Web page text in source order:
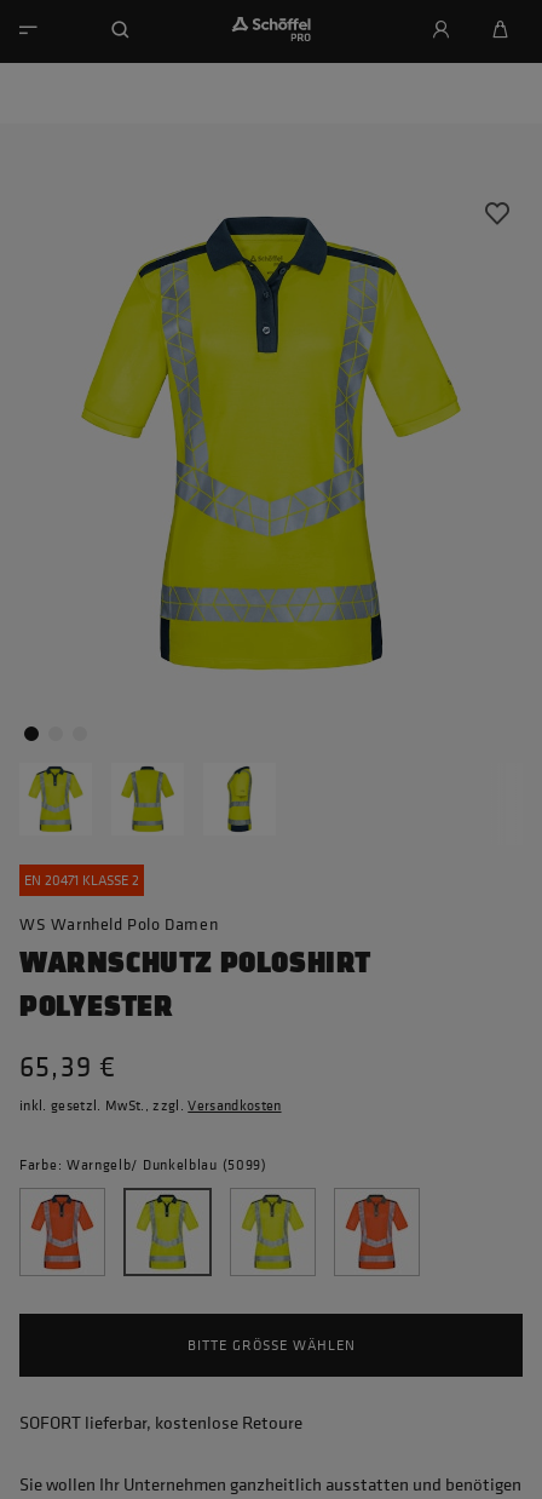
EN 20471 KLASSE 2
WS Warnheld Polo Damen
WARNSCHUTZ POLOSHIRT
POLYESTER
65,39 €
inkl. gesetzl. MwSt., zzgl.Versandkosten
Farbe: Warngelb/ Dunkelblau (5099)
BITTE GRÖSSE WÄHLEN
SOFORT lieferbar, kostenlose Retoure
Sie wollen Ihr Unternehmen ganzheitlich ausstatten und benötigen